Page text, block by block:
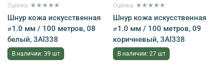
Оценка: ★★★★★
Шнур кожа искусственная
⌀1.0 мм / 100 метров, 08
белый, 3Al338
В наличии: 39 шт
Оценка: ★★★★★
Шнур кожа искусственная
⌀1.0 мм / 100 метров, 09
коричневый, 3Al338
В наличии: 27 шт